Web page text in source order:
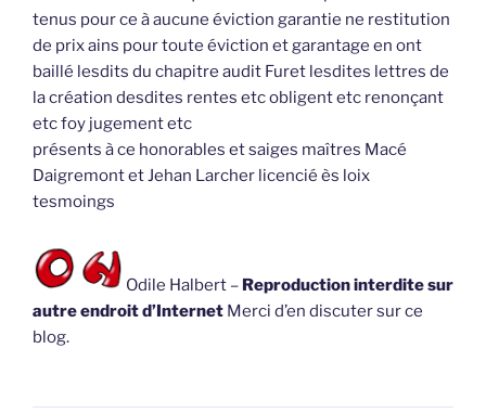
tenus pour ce à aucune éviction garantie ne restitution
de prix ains pour toute éviction et garantage en ont
baillé lesdits du chapitre audit Furet lesdites lettres de
la création desdites rentes etc obligent etc renonçant
etc foy jugement etc
présents à ce honorables et saiges maîtres Macé
Daigremont et Jehan Larcher licencié ès loix
tesmoings
Odile Halbert – Reproduction interdite sur
autre endroit d’Internet Merci d’en discuter sur ce
blog.